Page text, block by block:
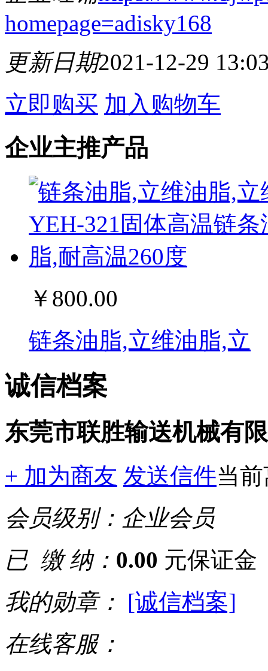
homepage=adisky168
更新日期2021-12-29
立即购买 加入购物车
企业主推产品
￥800.00
链条油脂,立维油脂,立
诚信档案
东莞市联胜输送机械有
+ 加为商友 发送信件当
会员级别： 企业会员
已 缴 纳： 0.00 元保证金
我的勋章： [诚信档案]
在线客服：